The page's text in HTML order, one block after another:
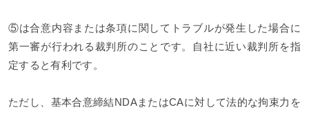
⑤は合意内容または条項に関してトラブルが発生した場合に
第一審が行われる裁判所のことです。自社に近い裁判所を指
定すると有利です。
ただし、基本合意締結NDAまたはCAに対して法的な拘束力を